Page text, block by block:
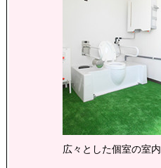
広々とした個室の室内